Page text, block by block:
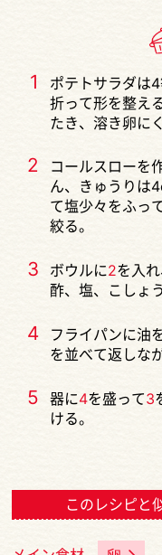
1
ポテトサラダは
折って形を整え
たき、溶き卵に
2
コールスローを
ん、きゅうりは
て塩少々をふっ
絞る。
3 ボウルに2を入
酢、塩、こしょ
4 フライパンに油
を並べて返しな
5 器に4を盛って3
ける。
このレシピと